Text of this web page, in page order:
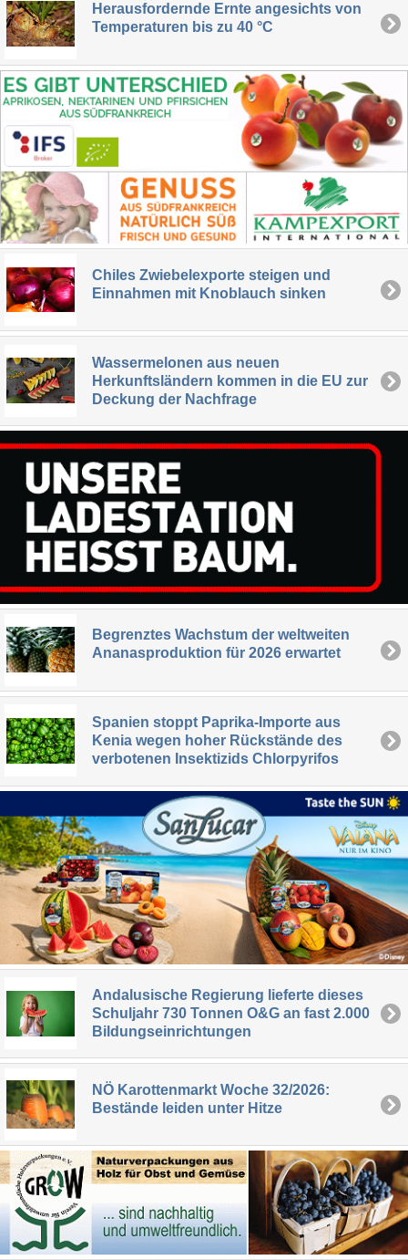
Herausfordernde Ernte angesichts von
Temperaturen bis zu 40 °C
Chiles Zwiebelexporte steigen und
Einnahmen mit Knoblauch sinken
Wassermelonen aus neuen
Herkunftsländern kommen in die EU zur
Deckung der Nachfrage
Begrenztes Wachstum der weltweiten
Ananasproduktion für 2026 erwartet
Spanien stoppt Paprika-Importe aus
Kenia wegen hoher Rückstände des
verbotenen Insektizids Chlorpyrifos
Andalusische Regierung lieferte dieses
Schuljahr 730 Tonnen O&G an fast 2.000
Bildungseinrichtungen
NÖ Karottenmarkt Woche 32/2026:
Bestände leiden unter Hitze